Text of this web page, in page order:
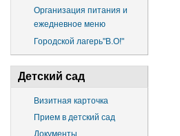
Организация питания и
ежедневное меню
Городской лагерь"В.О!"
Детский сад
Визитная карточка
Прием в детский сад